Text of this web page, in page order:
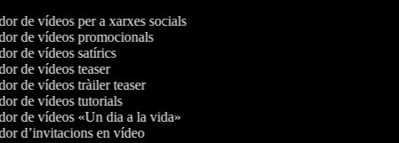
de vídeos per a xarxes socials
de vídeos promocionals
de vídeos satírics
de vídeos teaser
de vídeos tràiler teaser
de vídeos tutorials
de vídeos «Un dia a la vida»
d’invitacions en vídeo